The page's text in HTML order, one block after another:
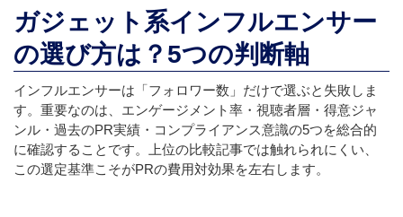
ガジェット系インフルエンサー
の選び方は？5つの判断軸
インフルエンサーは「フォロワー数」だけで選ぶと失敗しま
す。重要なのは、エンゲージメント率・視聴者層・得意ジャ
ンル・過去のPR実績・コンプライアンス意識の5つを総合的
に確認することです。上位の比較記事では触れられにくい、
この選定基準こそがPRの費用対効果を左右します。